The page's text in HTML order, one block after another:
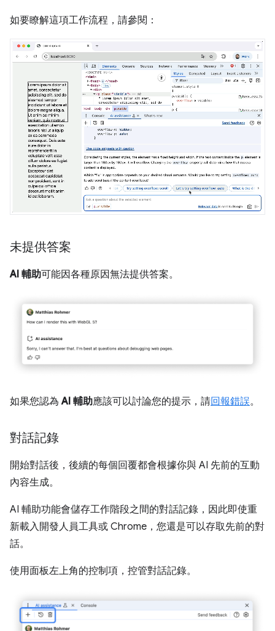
如要瞭解這項工作流程，請參閱：
未提供答案
AI 輔助可能因各種原因無法提供答案。
如果您認為AI 輔助應該可以討論您的提示，請回報錯誤。
對話記錄
開始對話後，後續的每個回覆都會根據你與 AI 先前的互動
內容生成。
AI 輔助功能會儲存工作階段之間的對話記錄，因此即使重
新載入開發人員工具或 Chrome，您還是可以存取先前的對
話。
使用面板左上角的控制項，控管對話記錄。